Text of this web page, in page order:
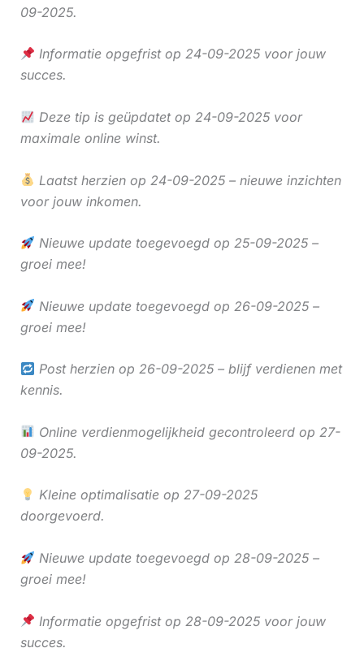
09-2025.
Informatie opgefrist op 24-09-2025 voor jouw
succes.
Deze tip is geüpdatet op 24-09-2025 voor
maximale online winst.
Laatst herzien op 24-09-2025 – nieuwe inzichten
voor jouw inkomen.
Nieuwe update toegevoegd op 25-09-2025 –
groei mee!
Nieuwe update toegevoegd op 26-09-2025 –
groei mee!
Post herzien op 26-09-2025 – blijf verdienen met
kennis.
Online verdienmogelijkheid gecontroleerd op 27-
09-2025.
Kleine optimalisatie op 27-09-2025
doorgevoerd.
Nieuwe update toegevoegd op 28-09-2025 –
groei mee!
Informatie opgefrist op 28-09-2025 voor jouw
succes.